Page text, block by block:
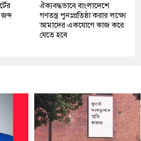
ঐক্যবদ্ধভাবে বাংলাদেশে
গণতন্ত্র পুনঃপ্রতিষ্ঠা করার লক্ষ্যে
আমাদের একযোগে কাজ করে
যেতে হবে